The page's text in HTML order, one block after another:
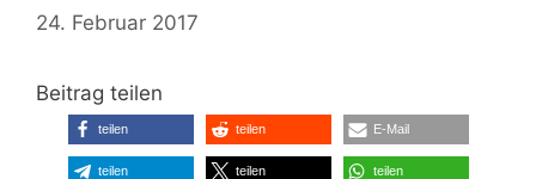
24. Februar 2017
Beitrag teilen
teilen teilen E-Mail
teilen teilen teilen